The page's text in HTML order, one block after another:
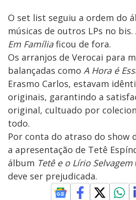
O set list seguiu a ordem do
músicas de outros LPs no bis.
Em Famíliaficou de fora.
Os arranjos de Verocai para
balançadas como A Hora é
Erasmo Carlos, estavam
originais, garantindo a
original, cultuado por
todo.
Por conta do atraso do show
a apresentação de Tetê
álbum Tetê e o Lírio Selvagem
deve ser prejudicada.